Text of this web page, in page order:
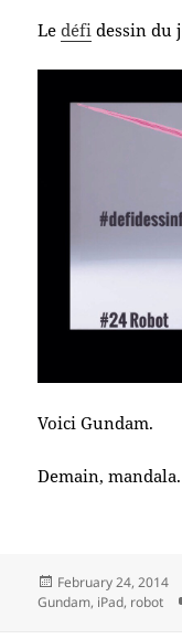
Ledéfi dessin du
Voici Gundam.
Demain, mandala.
Posted
on
February 24, 2014
Gundam, iPad, robot